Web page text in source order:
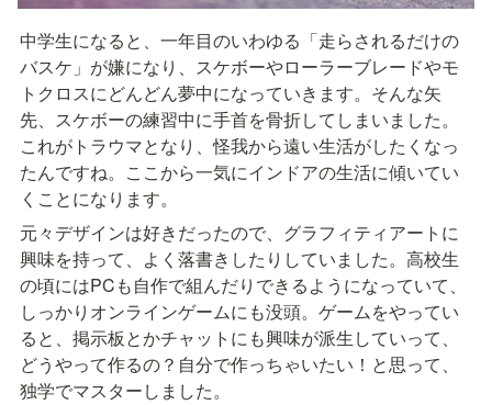
中学生になると、一年目のいわゆる「走らされるだけの
バスケ」が嫌になり、スケボーやローラーブレードやモ
トクロスにどんどん夢中になっていきます。そんな矢
先、スケボーの練習中に手首を骨折してしまいました。
これがトラウマとなり、怪我から遠い生活がしたくなっ
たんですね。ここから一気にインドアの生活に傾いてい
くことになります。
元々デザインは好きだったので、グラフィティアートに
興味を持って、よく落書きしたりしていました。高校生
の頃にはPCも自作で組んだりできるようになっていて、
しっかりオンラインゲームにも没頭。ゲームをやってい
ると、掲示板とかチャットにも興味が派生していって、
どうやって作るの？自分で作っちゃいたい！と思って、
独学でマスターしました。